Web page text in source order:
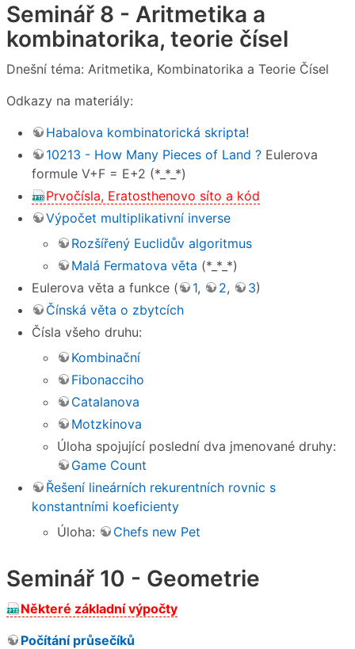
Seminář 8 - Aritmetika a
kombinatorika, teorie čísel
Dnešní téma: Aritmetika, Kombinatorika a Teorie Čísel
Odkazy na materiály:
Habalova kombinatorická skripta!
10213 - How Many Pieces of Land ? Eulerova
formule V+F = E+2 (*_*_*)
Prvočísla, Eratosthenovo síto a kód
Výpočet multiplikativní inverse
Rozšířený Euclidův algoritmus
Malá Fermatova věta (*_*_*)
Eulerova věta a funkce (
1, 2, 3)
Čínská věta o zbytcích
Čísla všeho druhu:
Kombinační
Fibonacciho
Catalanova
Motzkinova
Úloha spojující poslední dva jmenované druhy:
Game Count
Řešení lineárních rekurentních rovnic s
konstantními koeficienty
Úloha:
Chefs new Pet
Seminář 10 - Geometrie
Některé základní výpočty
Počítání průsečíků